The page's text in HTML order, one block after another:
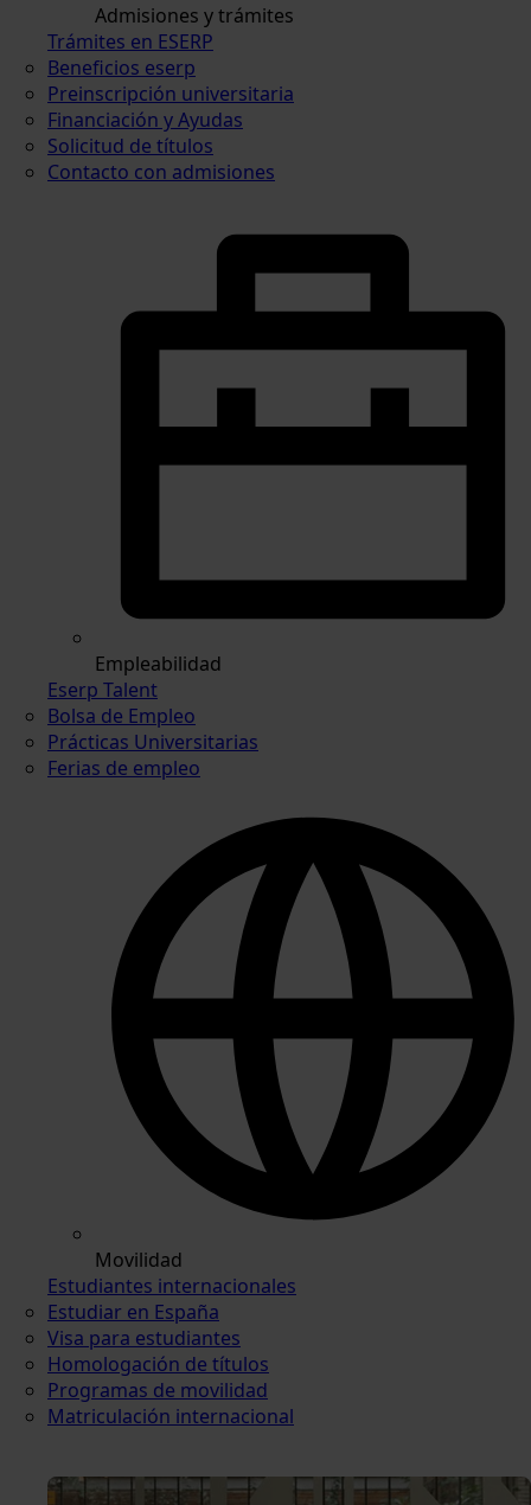
Admisiones y trámites
Trámites en ESERP
Beneficios eserp
Preinscripción universitaria
Financiación y Ayudas
Solicitud de títulos
Contacto con admisiones
Empleabilidad
Eserp Talent
Bolsa de Empleo
Prácticas Universitarias
Ferias de empleo
Movilidad
Estudiantes internacionales
Estudiar en España
Visa para estudiantes
Homologación de títulos
Programas de movilidad
Matriculación internacional